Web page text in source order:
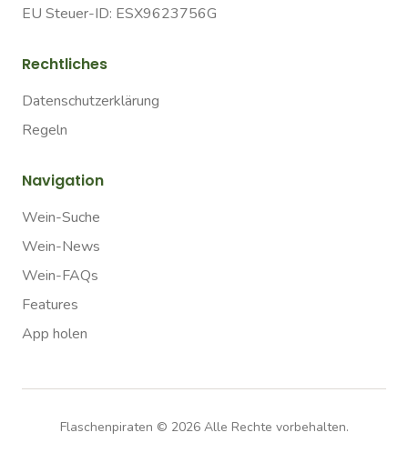
EU Steuer-ID: ESX9623756G
Rechtliches
Datenschutzerklärung
Regeln
Navigation
Wein-Suche
Wein-News
Wein-FAQs
Features
App holen
Flaschenpiraten © 2026Alle Rechte vorbehalten.